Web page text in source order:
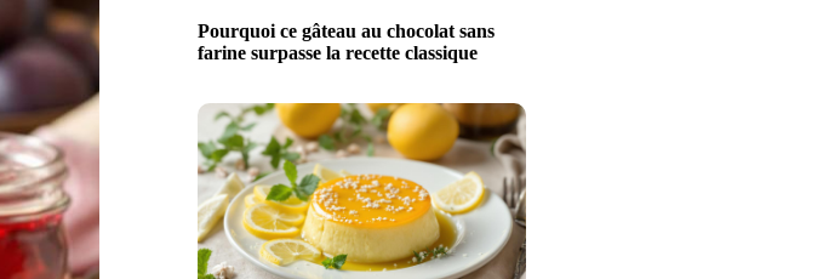
Pourquoi ce gâteau au chocolat sans
farine surpasse la recette classique